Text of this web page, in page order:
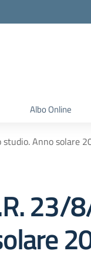
Albo Online
Anno solare
23/